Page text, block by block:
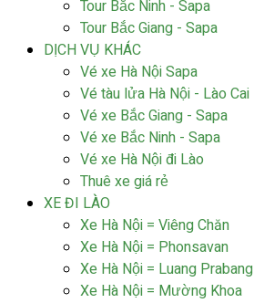
Tour Bắc Ninh - Sapa
Tour Bắc Giang - Sapa
DỊCH VỤ KHÁC
Vé xe Hà Nội Sapa
Vé tàu lửa Hà Nội - Lào Cai
Vé xe Bắc Giang - Sapa
Vé xe Bắc Ninh - Sapa
Vé xe Hà Nội đi Lào
Thuê xe giá rẻ
XE ĐI LÀO
Xe Hà Nội = Viêng Chăn
Xe Hà Nội = Phonsavan
Xe Hà Nội = Luang Prabang
Xe Hà Nội = Mường Khoa